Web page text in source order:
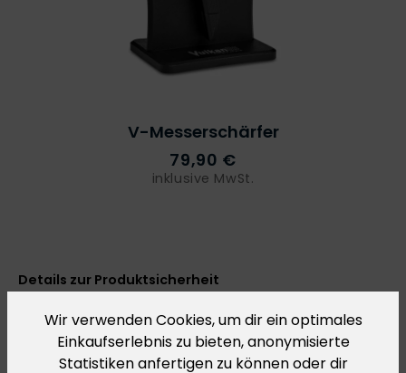
V-Messerschärfer
79,90 €
inklusive MwSt.
Details zur Produktsicherheit
Im Rahmen der Verordnung über die Produktsicherheit
2023/988 (General Product Safety Regulation – GPSR)
stellen wir hiermit Informationen über den
Wir verwenden Cookies, um dir ein optimales
Einkaufserlebnis zu bieten, anonymisierte
Statistiken anfertigen zu können oder dir